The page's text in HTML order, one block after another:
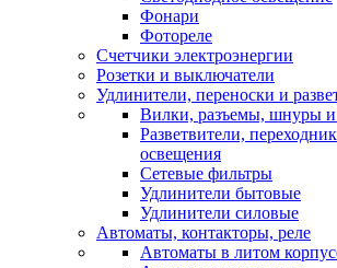
Фонари
Фотореле
Счетчики электроэнергии
Розетки и выключатели
Удлинители, переноски и
Вилки, разъемы, шнуры и
Разветвители,
освещения
Сетевые фильтры
Удлинители бытовые
Удлинители силовые
Автоматы, контакторы, реле
Автоматы в литом